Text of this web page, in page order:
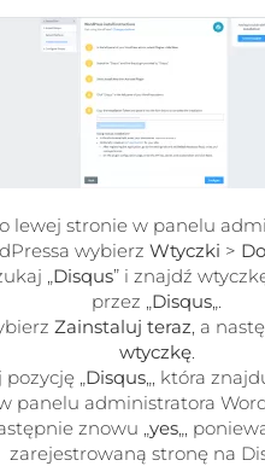
lewej stronie w panelu
wybierz Wtyczki >
„ Disqus” i znajdź
przez „ Disqus
Zainstaluj teraz , a
wtyczkę.
„ Disqus „, która
panelu administratora
znowu „ yes „,
zarejestrowaną stronę na